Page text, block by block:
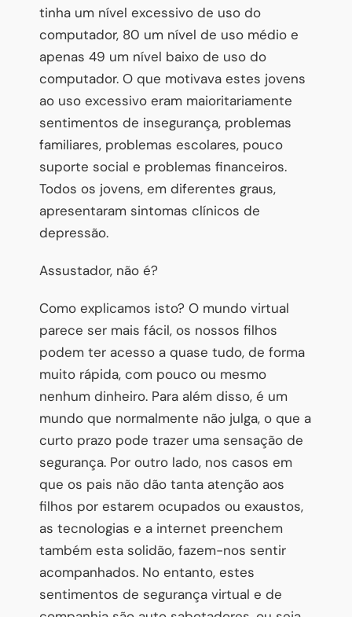
tinha um nível excessivo de uso do
computador, 80 um nível de uso médio e
apenas 49 um nível baixo de uso do
computador. O que motivava estes jovens
ao uso excessivo eram maioritariamente
sentimentos de insegurança, problemas
familiares, problemas escolares, pouco
suporte social e problemas financeiros.
Todos os jovens, em diferentes graus,
apresentaram sintomas clínicos de
depressão.
Assustador, não é?
Como explicamos isto? O mundo virtual
parece ser mais fácil, os nossos filhos
podem ter acesso a quase tudo, de forma
muito rápida, com pouco ou mesmo
nenhum dinheiro. Para além disso, é um
mundo que normalmente não julga, o que a
curto prazo pode trazer uma sensação de
segurança. Por outro lado, nos casos em
que os pais não dão tanta atenção aos
filhos por estarem ocupados ou exaustos,
as tecnologias e a internet preenchem
também esta solidão, fazem-nos sentir
acompanhados. No entanto, estes
sentimentos de segurança virtual e de